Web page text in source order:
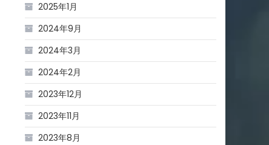
2025年1月
2024年9月
2024年3月
2024年2月
2023年12月
2023年11月
2023年8月